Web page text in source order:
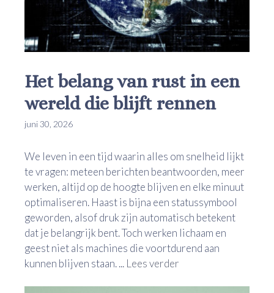
Het belang van rust in een
wereld die blijft rennen
juni 30, 2026
We leven in een tijd waarin alles om snelheid lijkt
te vragen: meteen berichten beantwoorden, meer
werken, altijd op de hoogte blijven en elke minuut
optimaliseren. Haast is bijna een statussymbool
geworden, alsof druk zijn automatisch betekent
dat je belangrijk bent. Toch werken lichaam en
geest niet als machines die voortdurend aan
kunnen blijven staan. ... Lees verder